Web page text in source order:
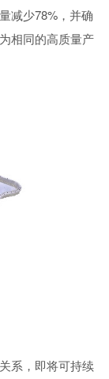
减少78%，并确
相同的高质量产
系，即将可持续